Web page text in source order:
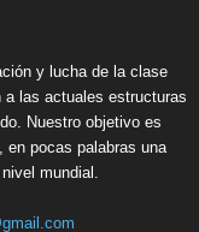
y lucha de la clase
a las actuales estructuras
Nuestro objetivo es
en pocas palabras una
mundial.